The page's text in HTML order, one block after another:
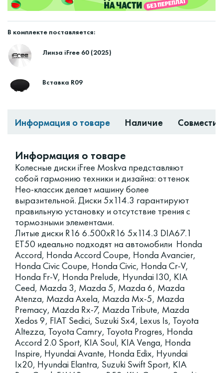
В комплекте поставляется:
Линза iFree 60 (2025)
Вставка R09
Информация о товаре Наличие
Информация о товаре
Колесные диски iFree Moskva представляют
собой гармонию техники и дизайна: оттенок
Нео-классик делает машину более
выразительной. Диски 5x114.3 гарантируют
правильную установку и отсутствие трения с
тормозными элементами.
Литые диски R16 6.500xR16 5x114.3 DIA67.1
ET50 идеально подходят на автомобили Honda
Accord, Honda Accord Coupe, Honda Avancier,
Honda Civic Coupe, Honda Civic, Honda Cr-V,
Honda Fr-V, Honda Prelude, Hyundai I30, KIA
Ceed, Mazda 3, Mazda 5, Mazda 6, Mazda
Atenza, Mazda Axela, Mazda Mx-5, Mazda
Premacy, Mazda Rx-7, Mazda Tribute, Mazda
Xedos 9, FIAT Sedici, Suzuki Sx4, Lexus Is, Toyota
Altezza, Toyota Camry, Toyota Progres, Honda
Accord 2.0 Sport, KIA Soul, KIA Venga, Honda
Inspire, Hyundai Avante, Honda Edix, Hyundai
Ix20, Hyundai Elantra, Suzuki Swift Sport, KIA